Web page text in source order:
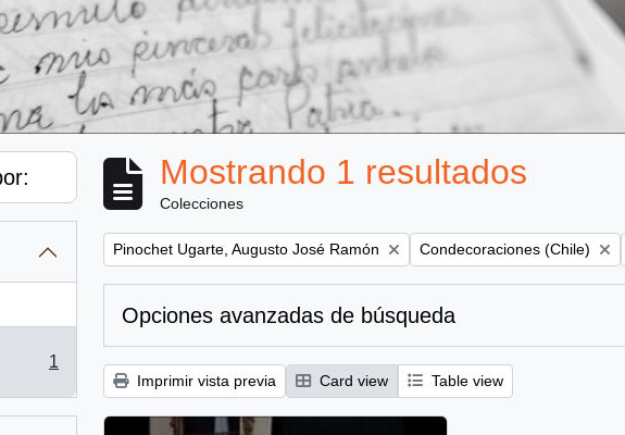
1
Mostrando 1 resultados
Colecciones
Remove filter:
Pinochet Ugarte, Augusto José Ramón Remove filter:
Condecoraciones (Chile)
Opciones avanzadas de búsqueda
Imprimir vista previa Card view Table view